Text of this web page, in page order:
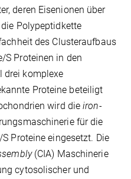
deren Eisenionen über
Polypeptidkette
des Clusteraufbaus
S Proteinen in den
drei komplexe
Proteine beteiligt
wird dieiron-
für die
Proteine eingesetzt. Die
(CIA) Maschinerie
cytosolischer und